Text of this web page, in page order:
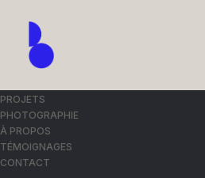
PROJETS
PHOTOGRAPHIE
À PROPOS
TÉMOIGNAGES
CONTACT